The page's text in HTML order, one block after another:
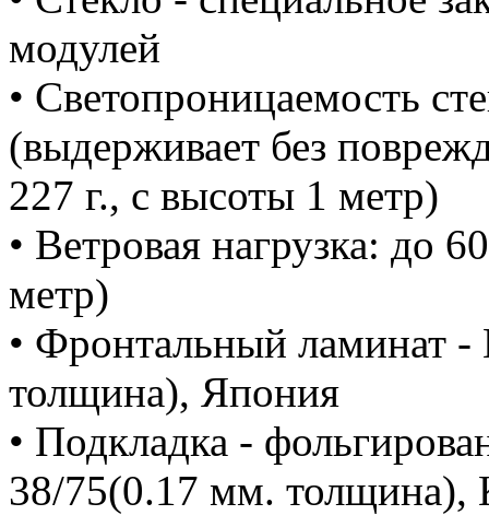
модулей
• Светопроницаемость
(выдерживает без
227 г., с высоты 1 метр)
• Ветровая нагрузка: до
метр)
• Фронтальный ламинат
толщина), Япония
• Подкладка -
38/75(0.17 мм. толщина),